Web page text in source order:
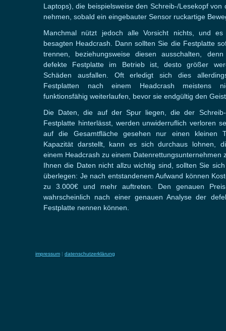
Laptops), die beispielsweise den Schreib-/Lesekopf von
nehmen, sobald ein eingebauter Sensor ruckartige
Manchmal nützt jedoch alle Vorsicht nichts, und
besagten Headcrash. Dann sollten Sie die Festplatte
trennen, beziehungsweise diesen ausschalten,
defekte Festplatte im Betrieb ist, desto größer
Schäden ausfallen. Oft erledigt sich dies
Festplatten nach einem Headcrash meistens
funktionsfähig weiterlaufen, bevor sie endgültig den
Die Daten, die auf der Spur liegen, die der
Festplatte hinterlässt, werden unwiderruflich verloren
auf die Gesamtfläche gesehen nur einen kleinen
Kapazität darstellt, kann es sich durchaus lohnen,
einem Headcrash zu einem Datenrettungsunternehmen
Ihnen die Daten nicht allzu wichtig sind, sollten Sie
überlegen: Je nach entstandenem Aufwand können
zu 3.000€ und mehr auftreten. Den genauen
wahrscheinlich nach einer genauen Analyse der
Festplatte nennen können.
impressum | datenschutzerklärung